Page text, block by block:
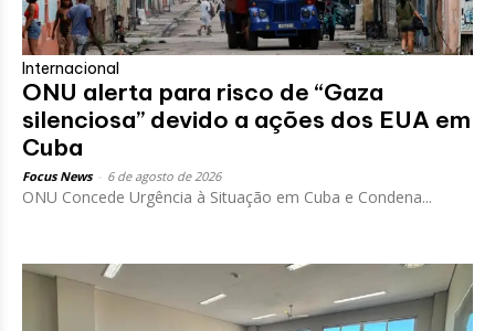
Internacional
ONU alerta para risco de “Gaza
silenciosa” devido a ações dos EUA em
Cuba
Focus News 6 de agosto de 2026
ONU Concede Urgência à Situação em Cuba e Condena...